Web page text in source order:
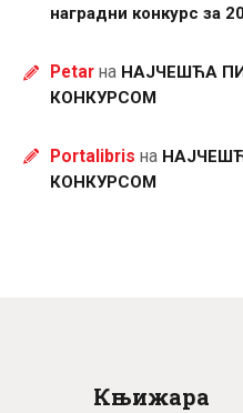
наградни конкурс за
Petarна НАЈЧЕШЋА
КОНКУРСОМ
Portalibris на
КОНКУРСОМ
Књижара